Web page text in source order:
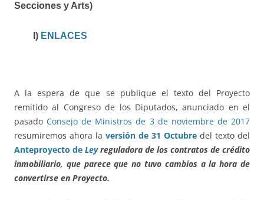
Secciones y Arts)
I) ENLACES
A la espera de que se publique el texto del Proyecto
remitido al Congreso de los Diputados, anunciado en el
pasadoConsejo de Ministros de 3 de noviembre de 2017
resumiremos ahora la versión de 31 Octubre del texto del
Anteproyecto de Leyreguladora de los contratos de crédito
inmobiliario, que parece que no tuvo cambios a la hora de
convertirse en Proyecto.